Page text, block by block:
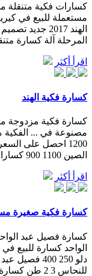
كسارات فكية متنقلة
المرحلة آلة كسارة
اقرأ أكثر
كسارة فكية الهند
كسارة فكية مزدوجة
الصين 1100 900 كسارات الفك كسارة 600 750 600 ...
اقرأ أكثر
كسارة فكية صغيرة
كسارة فصيل عبد
دلو 250 400
للنحاس 3 2 طن كسارة ...